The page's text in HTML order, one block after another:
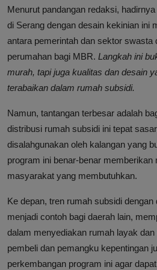
Menurut pandangan redaksi,
di Serang dengan desain kekinian ini
antara pemerintah dan sektor swasta
perumahan bagi MBR. Langkah ini
murah, tapi juga kualitas dan desain
terabaikan dalam rumah subsidi.
Namun, tantangan terbesar adalah
distribusi rumah subsidi ini tepat
disalahgunakan oleh kalangan yang
program ini benar-benar memberikan
masyarakat yang membutuhkan.
Ke depan, tren rumah subsidi
menjadi contoh bagi daerah lain,
dalam menyediakan rumah layak
pembeli dan pemangku kepentingan
perkembangan program ini agar